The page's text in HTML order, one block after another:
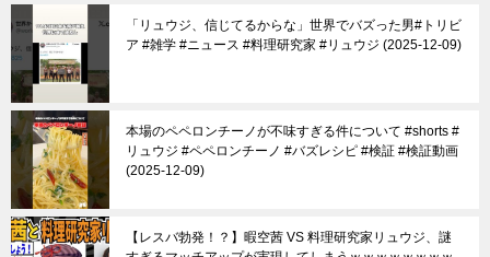
「リュウジ、信じてるからな」世界でバズった男#トリビ
ア #雑学 #ニュース #料理研究家 #リュウジ 2025-12-09
本場のペペロンチーノが不味すぎる件について #shorts #
リュウジ #ペペロンチーノ #バズレシピ #検証 #検証動画
2025-12-09
【レスバ勃発！？】暇空茜 VS 料理研究家リュウジ、謎